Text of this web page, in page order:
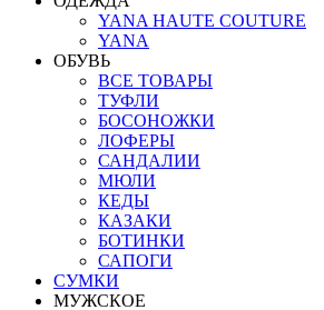
YANA HAUTE COUTURE
YANA
ОБУВЬ
ВСЕ ТОВАРЫ
ТУФЛИ
БОСОНОЖКИ
ЛОФЕРЫ
САНДАЛИИ
МЮЛИ
КЕДЫ
КАЗАКИ
БОТИНКИ
САПОГИ
СУМКИ
МУЖСКОЕ